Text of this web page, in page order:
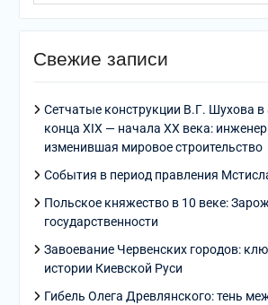
Свежие записи
Сетчатые конструкции В.Г. Шухова в
конца XIX — начала XX века:
изменившая мировое строительство
События в период правления
Польское княжество в 10 веке:
государственности
Завоевание Червенских городов:
истории Киевской Руси
Гибель Олега Древлянского: тень